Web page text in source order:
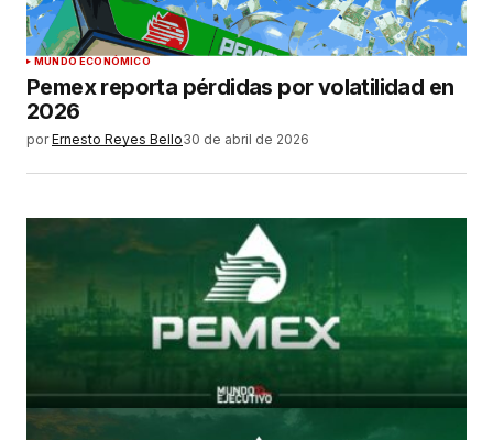
MUNDO ECONÓMICO
Pemex reporta pérdidas por volatilidad en
2026
por Ernesto Reyes Bello30 de abril de 2026